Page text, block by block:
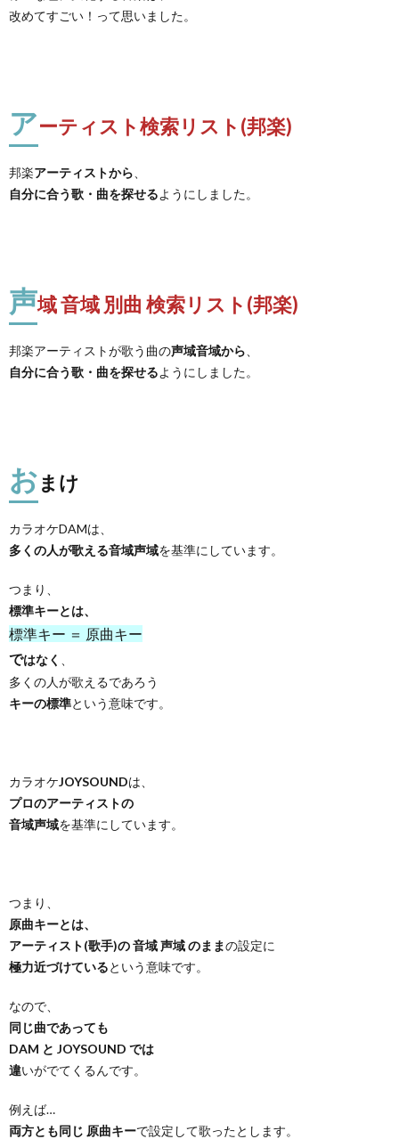
改めてすごい！って思いました。
アーティスト検索リスト(邦楽)
邦楽アーティストから
自分に合う歌・曲を探せるようにしました。
声域 音域 別曲 検索リスト(邦楽)
邦楽アーティストが歌う曲の声域音域から
自分に合う歌・曲を探せるようにしました。
おまけ
カラオケDAMは、
多くの人が歌える音域声域を基準にしています。
つまり、
標準キーとは、
標準キー ＝ 原曲キー
ではなく
多くの人が歌えるであろう
キーの標準という意味です。
カラオケJOYSOUNDは、
プロのアーティストの
音域声域を基準にしています。
つまり、
原曲キーとは、
アーティスト(歌手)の 音域 声域 のままの設定に
極力近づけているという意味です。
なので、
同じ曲であっても
DAM と JOYSOUND では
違いがでてくるんです。
例えば…
両方とも同じ 原曲キーで設定して歌ったとします。